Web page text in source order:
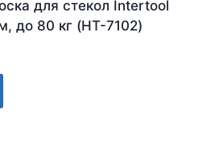
для стекол Intertool
до 80 кг (HT-7102)